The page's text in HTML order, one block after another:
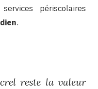
périscolaires
.
reste la valeur